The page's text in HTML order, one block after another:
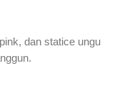
dan statice ungu